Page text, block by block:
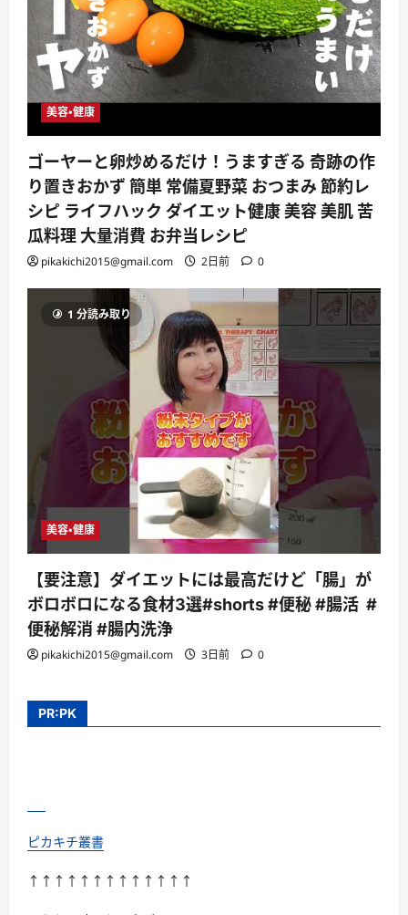
美容・健康
ゴーヤーと卵炒めるだけ！うますぎる 奇跡の作
り置きおかず 簡単 常備夏野菜 おつまみ 節約レ
シピ ライフハック ダイエット健康 美容 美肌 苦
瓜料理 大量消費 お弁当レシピ
pikakichi2015@gmail.com 2日前 0
1 分読み取り
美容・健康
【要注意】ダイエットには最高だけど「腸」が
ボロボロになる食材3選#shorts #便秘 #腸活 #
便秘解消 #腸内洗浄
pikakichi2015@gmail.com 3日前 0
PR:PK
ピカキチ叢書
↑↑↑↑↑↑↑↑↑↑↑↑↑